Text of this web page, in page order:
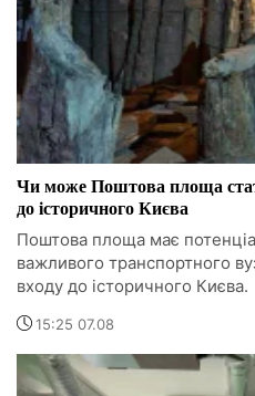
Чи може Поштова площа
до історичного Києва
Поштова площа має
важливого транспортного
входу до історичного Києва.
15:25 07.08